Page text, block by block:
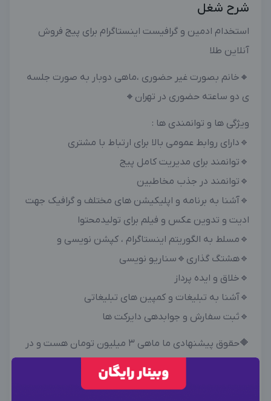
شرح شغل
استخدام ادمین و گرافیست اینستاگرام برای پیج فروش
آنلاین طلا
🔸خانم بصورت غیر حضوری ،ماهی دوبار به صورت جلسه
ی دو ساعته حضوری در تهران🔸
ویژگی ها و توانمندی ها :
🔹دارای روابط عمومی بالا برای ارتباط با مشتری
🔹توانمند برای مدیریت کامل پیج
🔹توانمند در جذب مخاطبین
🔹آشنا به برنامه و اپلیکیشن های مختلف و گرافیک جهت
ادیت و تدوین عکس و فیلم برای تولیدمحتوا
🔹مسلط به الگوریتم اینستاگرام ، کپشن نویسی و
🔹هشتگ گذاری🔹سناریو نویسی
🔹خلاق و ایده پرداز
🔹آشنا به تبلیغات و کمپین های تبلیغاتی
🔹ثبت سفارش و جوابدهی دایرکت ها
🔶حقوق پیشنهادی ما ماهی ۳ میلیون تومان هست و در
صورت پیشرفت افزایش حقوق خواهیم داشت🔶
🔸در صورت تمایل به همکاری،
وارد حساب کاربری شوید